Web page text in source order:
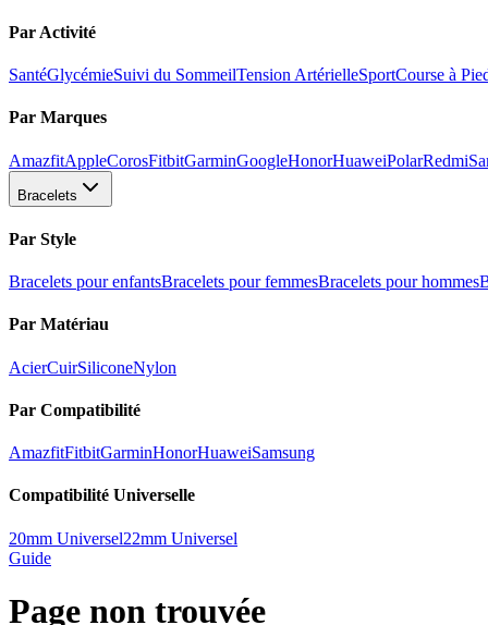
Par Activité
SantéGlycémieSuivi du SommeilTension ArtérielleSportCourse à
Par Marques
AmazfitAppleCorosFitbitGarminGoogleHonorHuaweiPolarRedmi
Bracelets
Par Style
Bracelets pour enfantsBracelets pour femmesBracelets pour hommes
Par Matériau
AcierCuirSiliconeNylon
Par Compatibilité
AmazfitFitbitGarminHonorHuaweiSamsung
Compatibilité Universelle
20mm Universel22mm Universel
Guide
Page non trouvée